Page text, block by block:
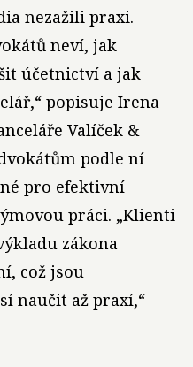
nezažili praxi.
neví, jak
účetnictví a jak
popisuje Irena
Valíček &
podle ní
pro efektivní
práci. „Klienti
zákona
což jsou
naučit až praxí,“